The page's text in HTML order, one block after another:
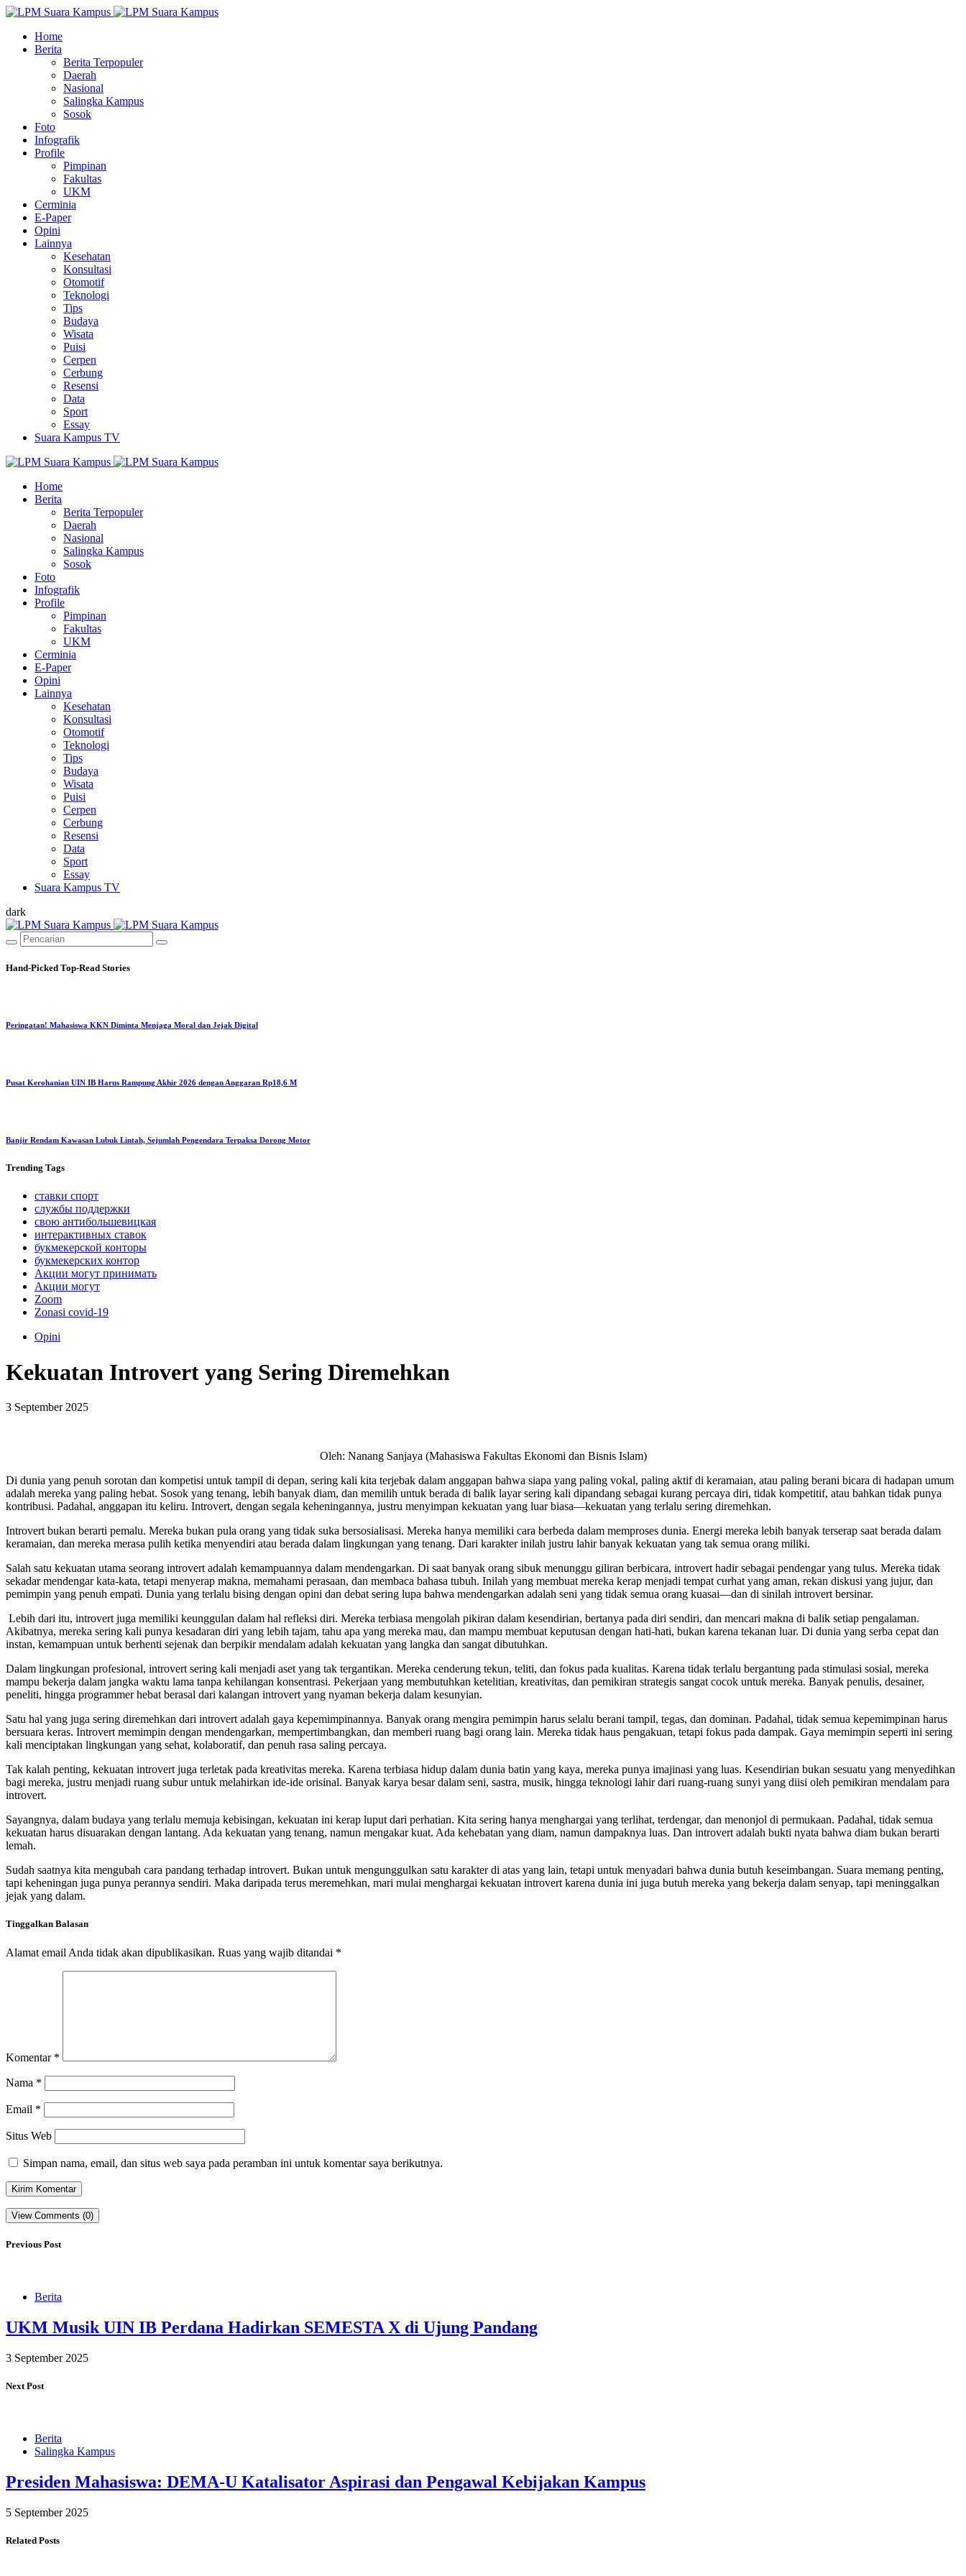
Home
Berita
Berita Terpopuler
Daerah
Nasional
Salingka Kampus
Sosok
Foto
Infografik
Profile
Pimpinan
Fakultas
UKM
Cerminia
E-Paper
Opini
Lainnya
Kesehatan
Konsultasi
Otomotif
Teknologi
Tips
Budaya
Wisata
Puisi
Cerpen
Cerbung
Resensi
Data
Sport
Essay
Suara Kampus TV
Home
Berita
Berita Terpopuler
Daerah
Nasional
Salingka Kampus
Sosok
Foto
Infografik
Profile
Pimpinan
Fakultas
UKM
Cerminia
E-Paper
Opini
Lainnya
Kesehatan
Konsultasi
Otomotif
Teknologi
Tips
Budaya
Wisata
Puisi
Cerpen
Cerbung
Resensi
Data
Sport
Essay
Suara Kampus TV
dark
Hand-Picked Top-Read Stories
Peringatan! Mahasiswa KKN Diminta Menjaga Moral dan Jejak Digital
Pusat Kerohanian UIN IB Harus Rampung Akhir 2026 dengan Anggaran Rp18,6 M
Banjir Rendam Kawasan Lubuk Lintah, Sejumlah Pengendara Terpaksa Dorong Motor
Trending Tags
ставки спорт
службы поддержки
свою антибольшевицкая
интерактивных ставок
букмекерской конторы
букмекерских контор
Акции могут принимать
Акции могут
Zoom
Zonasi covid-19
Opini
Kekuatan Introvert yang Sering Diremehkan
3 September 2025
Oleh: Nanang Sanjaya (Mahasiswa Fakultas Ekonomi dan Bisnis Islam)
Di dunia yang penuh sorotan dan kompetisi untuk tampil di depan, sering kali kita terjebak dalam anggapan bahwa siapa yang paling vokal, paling aktif di keramaian, atau paling berani bicara di hadapan umum
adalah mereka yang paling hebat. Sosok yang tenang, lebih banyak diam, dan memilih untuk berada di balik layar sering kali dipandang sebagai kurang percaya diri, tidak kompetitif, atau bahkan tidak punya
kontribusi. Padahal, anggapan itu keliru. Introvert, dengan segala keheningannya, justru menyimpan kekuatan yang luar biasa—kekuatan yang terlalu sering diremehkan.
Introvert bukan berarti pemalu. Mereka bukan pula orang yang tidak suka bersosialisasi. Mereka hanya memiliki cara berbeda dalam memproses dunia. Energi mereka lebih banyak terserap saat berada dalam
keramaian, dan mereka merasa pulih ketika menyendiri atau berada dalam lingkungan yang tenang. Dari karakter inilah justru lahir banyak kekuatan yang tak semua orang miliki.
Salah satu kekuatan utama seorang introvert adalah kemampuannya dalam mendengarkan. Di saat banyak orang sibuk menunggu giliran berbicara, introvert hadir sebagai pendengar yang tulus. Mereka tidak
sekadar mendengar kata-kata, tetapi menyerap makna, memahami perasaan, dan membaca bahasa tubuh. Inilah yang membuat mereka kerap menjadi tempat curhat yang aman, rekan diskusi yang jujur, dan
pemimpin yang penuh empati. Dunia yang terlalu bising dengan opini dan debat sering lupa bahwa mendengarkan adalah seni yang tidak semua orang kuasai—dan di sinilah introvert bersinar.
Lebih dari itu, introvert juga memiliki keunggulan dalam hal refleksi diri. Mereka terbiasa mengolah pikiran dalam kesendirian, bertanya pada diri sendiri, dan mencari makna di balik setiap pengalaman.
Akibatnya, mereka sering kali punya kesadaran diri yang lebih tajam, tahu apa yang mereka mau, dan mampu membuat keputusan dengan hati-hati, bukan karena tekanan luar. Di dunia yang serba cepat dan
instan, kemampuan untuk berhenti sejenak dan berpikir mendalam adalah kekuatan yang langka dan sangat dibutuhkan.
Dalam lingkungan profesional, introvert sering kali menjadi aset yang tak tergantikan. Mereka cenderung tekun, teliti, dan fokus pada kualitas. Karena tidak terlalu bergantung pada stimulasi sosial, mereka
mampu bekerja dalam jangka waktu lama tanpa kehilangan konsentrasi. Pekerjaan yang membutuhkan ketelitian, kreativitas, dan pemikiran strategis sangat cocok untuk mereka. Banyak penulis, desainer,
peneliti, hingga programmer hebat berasal dari kalangan introvert yang nyaman bekerja dalam kesunyian.
Satu hal yang juga sering diremehkan dari introvert adalah gaya kepemimpinannya. Banyak orang mengira pemimpin harus selalu berani tampil, tegas, dan dominan. Padahal, tidak semua kepemimpinan harus
bersuara keras. Introvert memimpin dengan mendengarkan, mempertimbangkan, dan memberi ruang bagi orang lain. Mereka tidak haus pengakuan, tetapi fokus pada dampak. Gaya memimpin seperti ini sering
kali menciptakan lingkungan yang sehat, kolaboratif, dan penuh rasa saling percaya.
Tak kalah penting, kekuatan introvert juga terletak pada kreativitas mereka. Karena terbiasa hidup dalam dunia batin yang kaya, mereka punya imajinasi yang luas. Kesendirian bukan sesuatu yang menyedihkan
bagi mereka, justru menjadi ruang subur untuk melahirkan ide-ide orisinal. Banyak karya besar dalam seni, sastra, musik, hingga teknologi lahir dari ruang-ruang sunyi yang diisi oleh pemikiran mendalam para
introvert.
Sayangnya, dalam budaya yang terlalu memuja kebisingan, kekuatan ini kerap luput dari perhatian. Kita sering hanya menghargai yang terlihat, terdengar, dan menonjol di permukaan. Padahal, tidak semua
kekuatan harus disuarakan dengan lantang. Ada kekuatan yang tenang, namun mengakar kuat. Ada kehebatan yang diam, namun dampaknya luas. Dan introvert adalah bukti nyata bahwa diam bukan berarti
lemah.
Sudah saatnya kita mengubah cara pandang terhadap introvert. Bukan untuk mengunggulkan satu karakter di atas yang lain, tetapi untuk menyadari bahwa dunia butuh keseimbangan. Suara memang penting,
tapi keheningan juga punya perannya sendiri. Maka daripada terus meremehkan, mari mulai menghargai kekuatan introvert karena dunia ini juga butuh mereka yang bekerja dalam senyap, tapi meninggalkan
jejak yang dalam.
Tinggalkan Balasan
Alamat email Anda tidak akan dipublikasikan. Ruas yang wajib ditandai *
Komentar *
Nama *
Email *
Situs Web
Simpan nama, email, dan situs web saya pada peramban ini untuk komentar saya berikutnya.
View Comments (0)
Previous Post
Berita
UKM Musik UIN IB Perdana Hadirkan SEMESTA X di Ujung Pandang
3 September 2025
Next Post
Berita
Salingka Kampus
Presiden Mahasiswa: DEMA-U Katalisator Aspirasi dan Pengawal Kebijakan Kampus
5 September 2025
Related Posts